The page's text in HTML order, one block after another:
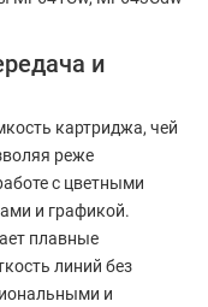
и
картриджа, чей
реже
с цветными
и графикой.
плавные
линий без
и